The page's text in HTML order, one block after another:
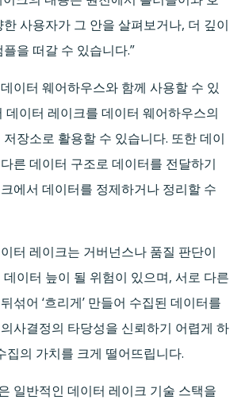
사용자가 그 안을 살펴보거나, 더 깊이
을 떠갈 수 있습니다.”
이터 웨어하우스와 함께 사용할 수 있
데이터 레이크를 데이터 웨어하우스의
장소로 활용할 수 있습니다. 또한 데이
른 데이터 구조로 데이터를 전달하기
에서 데이터를 정제하거나 정리할 수
터 레이크는 거버넌스나 품질 판단이
이터 늪이 될 위험이 있으며, 서로 다른
섞어 ‘흐리게’ 만들어 수집된 데이터를
사결정의 타당성을 신뢰하기 어렵게 하
집의 가치를 크게 떨어뜨립니다.
일반적인 데이터 레이크 기술 스택을